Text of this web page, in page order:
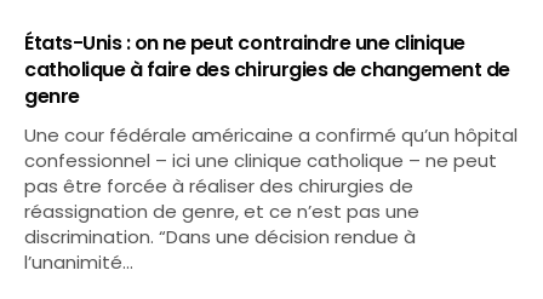
États-Unis : on ne peut contraindre une clinique
catholique à faire des chirurgies de changement de
genre
Une cour fédérale américaine a confirmé qu’un hôpital
confessionnel – ici une clinique catholique – ne peut
pas être forcée à réaliser des chirurgies de
réassignation de genre, et ce n’est pas une
discrimination. “Dans une décision rendue à
l’unanimité…